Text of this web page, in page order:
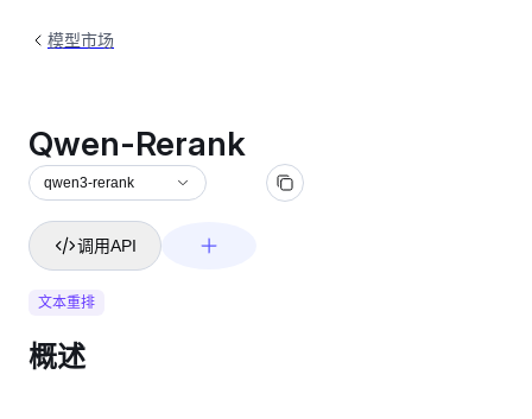
模型市场
Qwen-Rerank
qwen3-rerank
调用API
文本重排
概述